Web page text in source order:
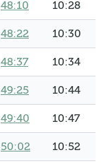
48:10 10:28
48:22 10:30
48:37 10:34
49:25 10:44
49:40 10:47
50:02 10:52